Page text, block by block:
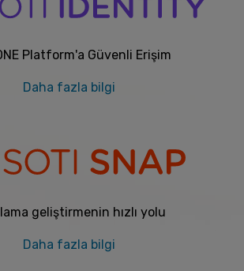
Platform'a Güvenli Erişim
Daha fazla bilgi
geliştirmenin hızlı yolu
Daha fazla bilgi